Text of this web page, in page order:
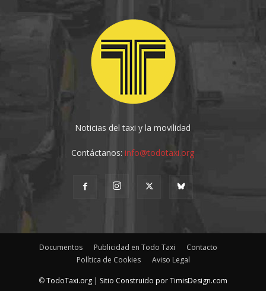
Noticias del taxi y la movilidad
Contáctanos:info@todotaxi.org
Documentos Publicidad en Todo Taxi
Contacto
Política de Cookies
Aviso Legal
©TodoTaxi.org | Sitio Construido porTimisDesign.com